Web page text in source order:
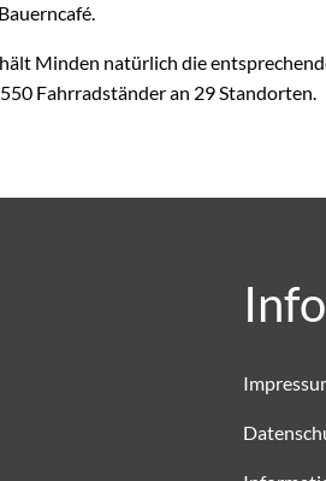
Minden natürlich die
Fahrradständer an 29 Standorten.
Info